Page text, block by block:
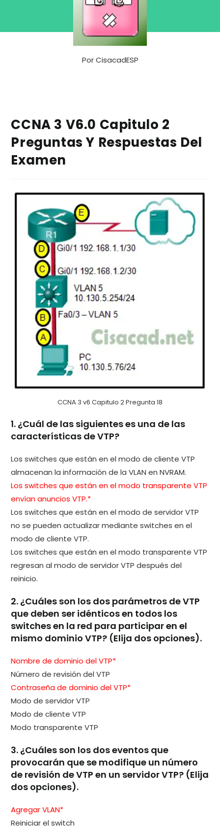
PorCisacadESP
CCNA 3 V6.0 Capitulo 2
Preguntas Y Respuestas Del
Examen
CCNA 3 v6 Capitulo 2 Pregunta 18
1. ¿Cuál de las siguientes es una de las
características de VTP?
Los switches que están en el modo de cliente VTP
almacenan la información de la VLAN en NVRAM.
Los switches que están en el modo transparente VTP
envían anuncios VTP.*
Los switches que están en el modo de servidor VTP
no se pueden actualizar mediante switches en el
modo de cliente VTP.
Los switches que están en el modo transparente VTP
regresan al modo de servidor VTP después del
reinicio.
2. ¿Cuáles son los dos parámetros de VTP
que deben ser idénticos en todos los
switches en la red para participar en el
mismo dominio VTP? (Elija dos opciones).
Nombre de dominio del VTP*
Número de revisión del VTP
Contraseña de dominio del VTP*
Modo de servidor VTP
Modo de cliente VTP
Modo transparente VTP
3. ¿Cuáles son los dos eventos que
provocarán que se modifique un número
de revisión de VTP en un servidor VTP? (Elija
dos opciones).
Agregar VLAN*
Reiniciar el switch